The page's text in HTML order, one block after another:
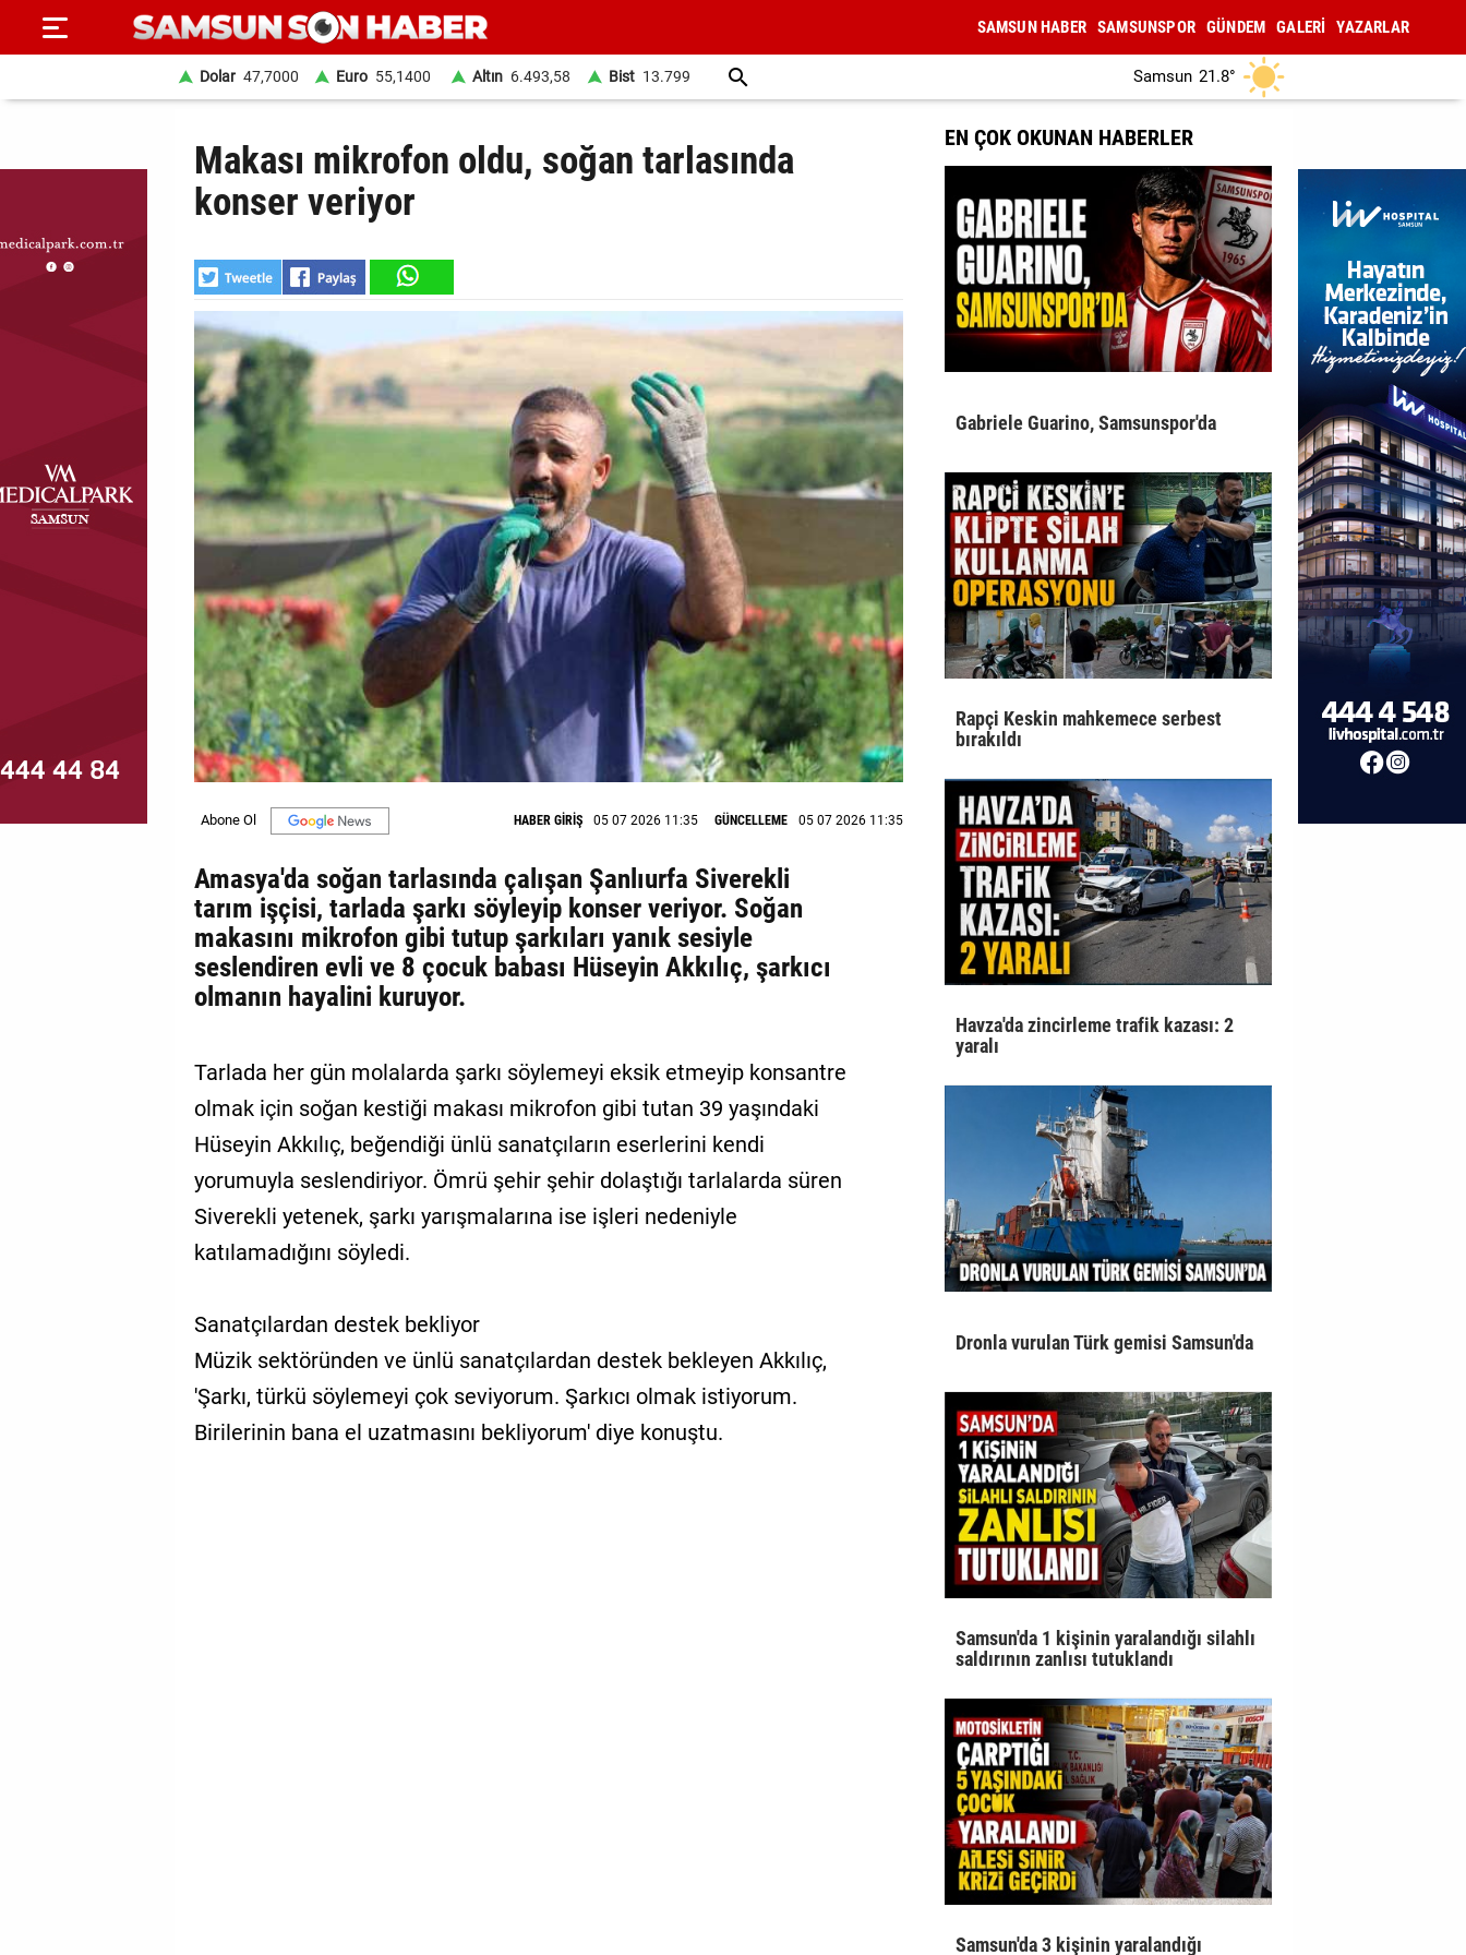
SAYFA
HABER
DÜNYA
MAGAZİN
Künye
İletişim
SAMSUN HABER SAMSUNSPOR GÜNDEM GALERİ YAZARLAR
Dolar 47,7000 Euro 55,1400 Altın 6.493,58 Bist 13.799 Samsun 21.8°
Makası mikrofon oldu, soğan tarlasında
konser veriyor
HABER GİRİŞ 05 07 2026 11:35 GÜNCELLEME 05 07 2026 11:35
Amasya'da soğan tarlasında çalışan Şanlıurfa Siverekli
tarım işçisi, tarlada şarkı söyleyip konser veriyor. Soğan
makasını mikrofon gibi tutup şarkıları yanık sesiyle
seslendiren evli ve 8 çocuk babası Hüseyin Akkılıç, şarkıcı
olmanın hayalini kuruyor.
Tarlada her gün molalarda şarkı söylemeyi eksik etmeyip konsantre
olmak için soğan kestiği makası mikrofon gibi tutan 39 yaşındaki
Hüseyin Akkılıç, beğendiği ünlü sanatçıların eserlerini kendi
yorumuyla seslendiriyor. Ömrü şehir şehir dolaştığı tarlalarda süren
Siverekli yetenek, şarkı yarışmalarına ise işleri nedeniyle
katılamadığını söyledi.
Sanatçılardan destek bekliyor
Müzik sektöründen ve ünlü sanatçılardan destek bekleyen Akkılıç,
'Şarkı, türkü söylemeyi çok seviyorum. Şarkıcı olmak istiyorum.
Birilerinin bana el uzatmasını bekliyorum' diye konuştu.
EN ÇOK OKUNAN HABERLER
Gabriele Guarino, Samsunspor'da
Rapçi Keskin mahkemece serbest
bırakıldı
Havza'da zincirleme trafik kazası: 2
yaralı
Dronla vurulan Türk gemisi Samsun'da
Samsun'da 1 kişinin yaralandığı silahlı
saldırının zanlısı tutuklandı
Samsun'da 3 kişinin yaralandığı